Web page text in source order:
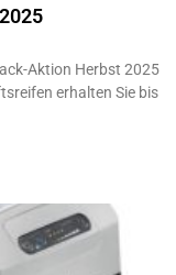
Aktion Herbst 2025
erhalten Sie bis